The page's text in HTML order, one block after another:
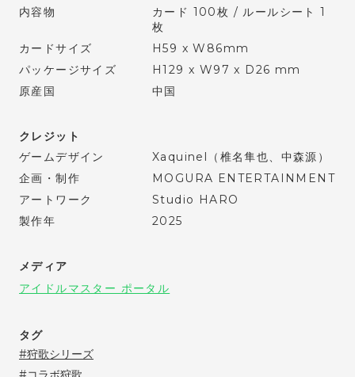
内容物
カード 100枚 / ルールシート 1
枚
カードサイズ
H59 x W86mm
パッケージサイズ
H129 x W97 x D26 mm
原産国
中国
クレジット
ゲームデザイン
Xaquinel（椎名隼也、中森源）
企画・制作
MOGURA ENTERTAINMENT
アートワーク
Studio HARO
製作年
2025
メディア
アイドルマスター ポータル
タグ
狩歌シリーズ